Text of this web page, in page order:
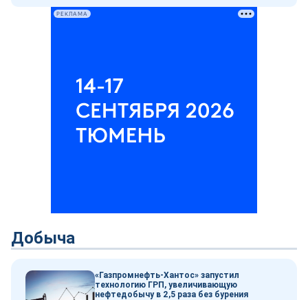
РЕКЛАМА
Добыча
«Газпромнефть-Хантос» запустил
технологию ГРП, увеличивающую
нефтедобычу в 2,5 раза без бурения